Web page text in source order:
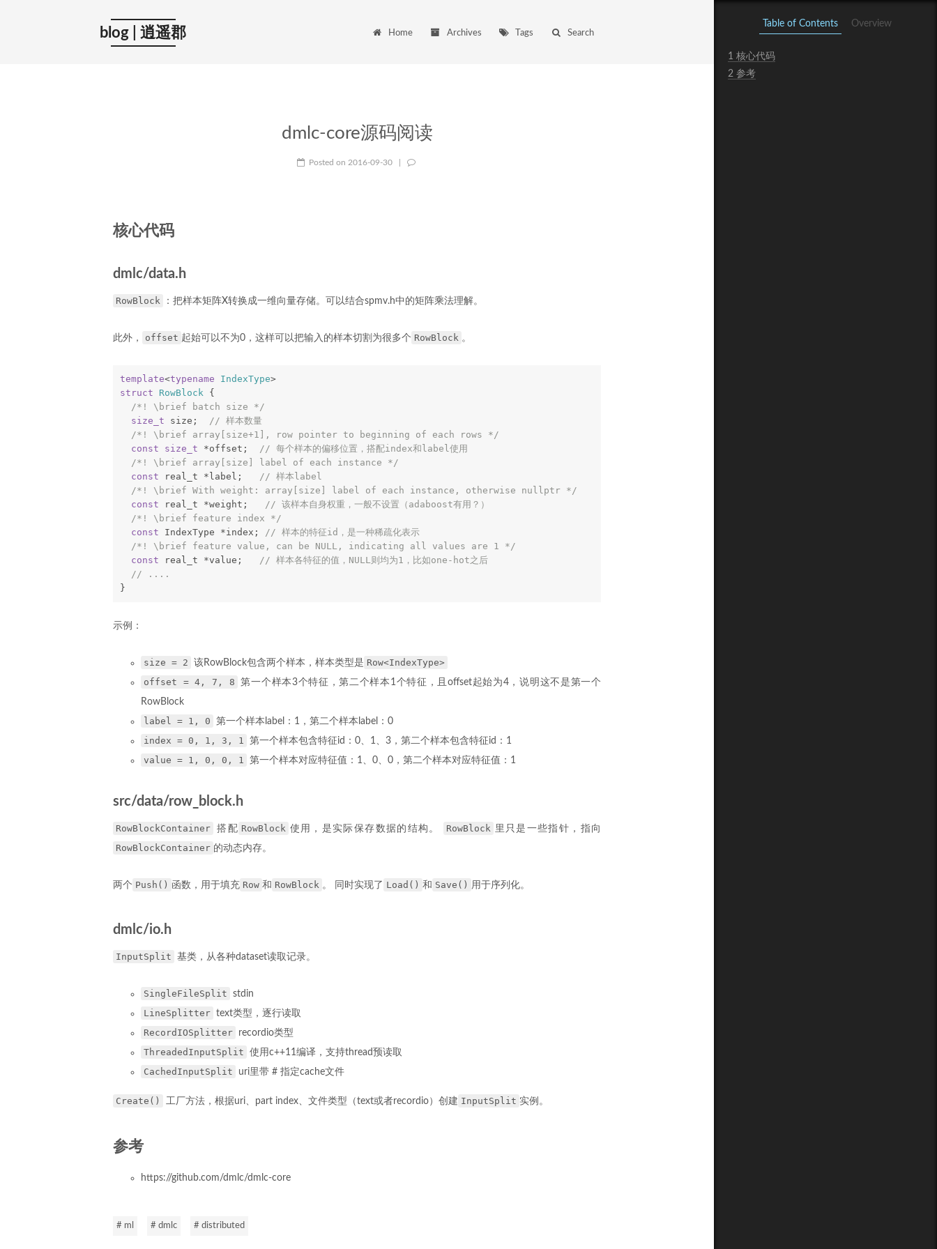
blog | 逍遥郡 Home Archives Tags Search
dmlc-core源码阅读
Posted on 2016-09-30
核心代码
dmlc/data.h
RowBlock ：把样本矩阵X转换成一维向量存储。可以结合spmv.h中的矩阵乘法理解。
此外， offset 起始可以不为0，这样可以把输入的样本切割为很多个 RowBlock 。
template<typename IndexType>
struct
RowBlock {
/*! \brief batch size */
size_t
size ;
// 样本数量
/*! \brief array[size+1], row pointer to beginning of each rows */
const
size_t *offset ;
// 每个样本的偏移位置，搭配index和label使用
/*! \brief array[size] label of each instance */
const
real_t * label ;
// 样本label
/*! \brief With weight: array[size] label of each instance, otherwise nullptr */
const
real_t *weight ;
// 该样本自身权重，一般不设置（adaboost有用？）
/*! \brief feature index */
const
IndexType *index ;
// 样本的特征id，是一种稀疏化表示
/*! \brief feature value, can be NULL, indicating all values are 1 */
const
real_t *value ;
// 样本各特征的值，NULL则均为1，比如one-hot之后
// ....
}
示例：
size = 2 该RowBlock包含两个样本，样本类型是 Row<IndexType>
offset = 4, 7, 8
第一个样本3个特征，第二个样本1个特征，且offset起始为4，说明这不是第一个
RowBlock
label = 1, 0 第一个样本label：1，第二个样本label：0
index = 0, 1, 3, 1 第一个样本包含特征id：0、1、3，第二个样本包含特征id：1
value = 1, 0, 0, 1 第一个样本对应特征值：1、0、0，第二个样本对应特征值：1
src/data/row_block.h
RowBlockContainer 搭配 RowBlock 使用，是实际保存数据的结构。 RowBlock 里只是一些指针，指向
RowBlockContainer 的动态内存。
两个 Push() 函数，用于填充 Row 和 RowBlock 。 同时实现了 Load() 和 Save() 用于序列化。
dmlc/io.h
InputSplit 基类，从各种dataset读取记录。
SingleFileSplit stdin
LineSplitter text类型，逐行读取
RecordIOSplitter recordio类型
ThreadedInputSplit 使用c++11编译，支持thread预读取
CachedInputSplit uri里带 # 指定cache文件
Create() 工厂方法，根据uri、part index、文件类型（text或者recordio）创建 InputSplit 实例。
参考
https://github.com/dmlc/dmlc-core
# ml # dmlc # distributed
Table of Contents Overview
1 核心代码
2 参考